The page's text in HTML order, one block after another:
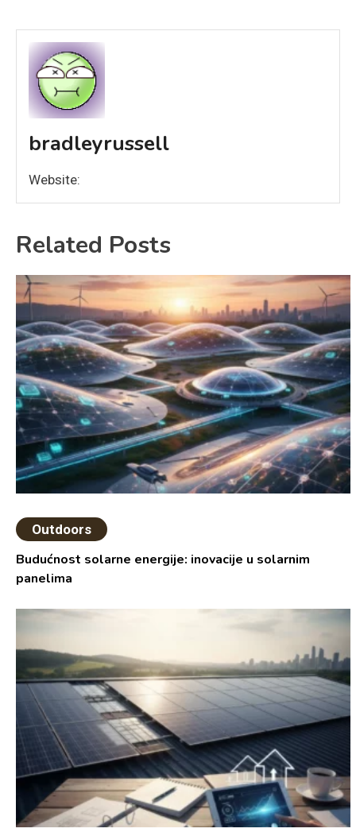
bradleyrussell
Website:
Related Posts
Outdoors
Budućnost solarne energije: inovacije u solarnim
panelima